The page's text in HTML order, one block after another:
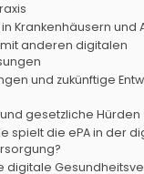
Krankenhäusern und
anderen digitalen
und zukünftige
gesetzliche Hürden
spielt die ePA in der
digitale